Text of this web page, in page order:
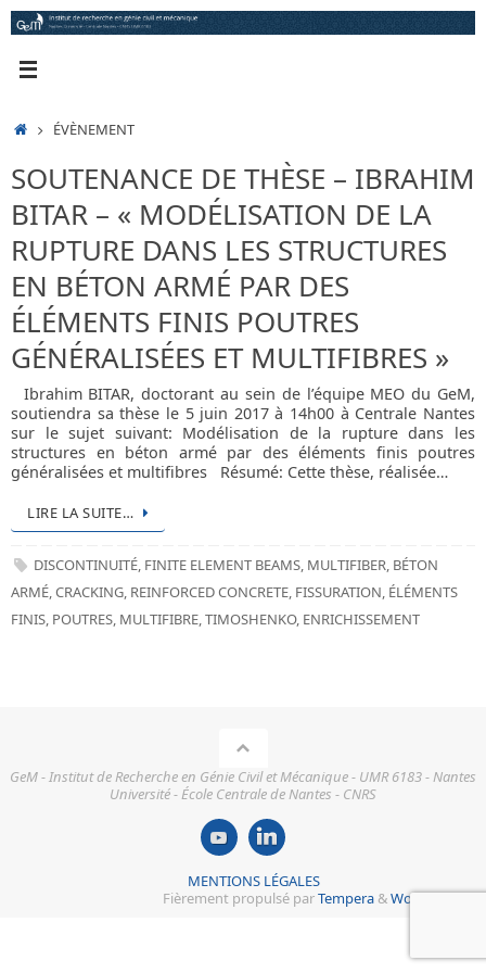
Passer
au
ACCUEIL
ÉVÈNEMENT
SOUTENANCE DE THÈSE – IBRAHIM
BITAR – « MODÉLISATION DE LA
RUPTURE DANS LES STRUCTURES
EN BÉTON ARMÉ PAR DES
ÉLÉMENTS FINIS POUTRES
GÉNÉRALISÉES ET MULTIFIBRES »
Ibrahim BITAR, doctorant au sein de l’équipe MEO du GeM,
soutiendra sa thèse le 5 juin 2017 à 14h00 à Centrale Nantes
sur le sujet suivant: Modélisation de la rupture dans les
structures en béton armé par des éléments finis poutres
généralisées et multifibres Résumé: Cette thèse, réalisée…
LIRE LA SUITE…
DISCONTINUITÉ, FINITE ELEMENT BEAMS, MULTIFIBER, BÉTON
ARMÉ,CRACKING, REINFORCED CONCRETE, FISSURATION, ÉLÉMENTS
FINIS, POUTRES, MULTIFIBRE,TIMOSHENKO, ENRICHISSEMENT
GeM - Institut de Recherche en Génie Civil et Mécanique - UMR 6183 - Nantes
Université - École Centrale de Nantes - CNRS
MENTIONS LÉGALES
Fièrement propulsé parTempera &WordPress.